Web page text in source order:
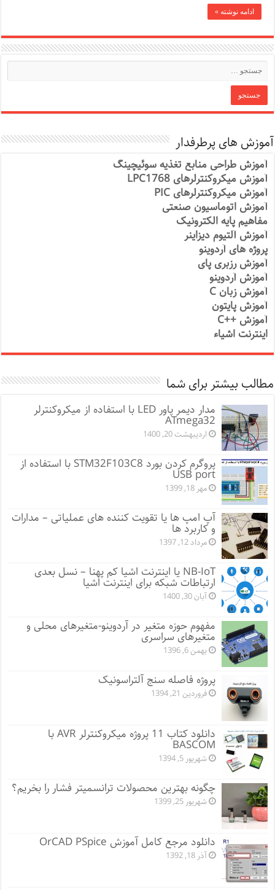
ادامه نوشته »
آموزش های پرطرفدار
آموزش طراحی منابع تغذیه سوئیچینگ
آموزش میکروکنترلرهای LPC1768
آموزش میکروکنترلرهای PIC
آموزش اتوماسیون صنعتی
مفاهیم پایه الکترونیک
آموزش آلتیوم دیزاینر
پروژه های آردوینو
آموزش رزبری پای
آموزش آردوینو
آموزش زبان C
آموزش پایتون
آموزش ++C
اینترنت اشیاء
مطالب بیشتر برای شما
مدار دیمر پاور LED با استفاده از میکروکنترلر
ATmega32
اردیبهشت 20, 1400
پروگرم کردن بورد STM32F103C8 با استفاده از
USB port
مهر 18, 1399
آپ امپ ها یا تقویت کننده های عملیاتی – مدارات
و کاربرد ها
مرداد 12, 1397
NB-IoT یا اینترنت اشیا کم پهنا – نسل بعدی
ارتباطات شبکه برای اینترنت اشیا
آبان 30, 1400
مفهوم حوزه متغیر در آردوینو-متغیرهای محلی و
متغیرهای سراسری
بهمن 6, 1396
پروژه فاصله سنج آلتراسونیک
فروردین 21, 1394
دانلود کتاب 11 پروژه میکروکنترلر AVR با
BASCOM
شهریور 5, 1394
چگونه بهترین محصولات ترانسمیتر فشار را بخریم؟
شهریور 25, 1399
دانلود مرجع کامل آموزش OrCAD PSpice
آذر 18, 1392